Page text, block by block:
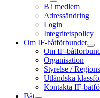
Bli medlem
Adressändring
Login
Integritetspolicy
Om IF-båtförbundet
Om IF-
Organisation
Styrelse /
Utländska
Kontakta IF-
Båt